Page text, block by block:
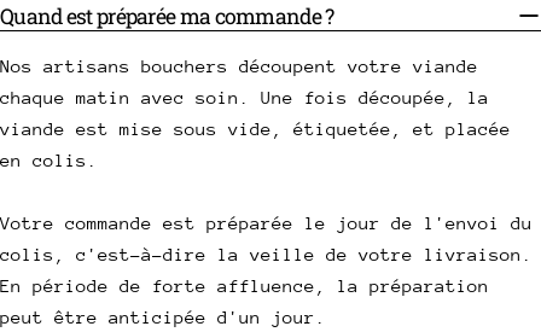
Quand est préparée ma commande ?
Nos artisans bouchers découpent votre viande
chaque matin avec soin. Une fois découpée, la
viande est mise sous vide, étiquetée, et placée
en colis.
Votre commande est préparée le jour de l'envoi du
colis, c'est-à-dire la veille de votre livraison.
En période de forte affluence, la préparation
peut être anticipée d'un jour.